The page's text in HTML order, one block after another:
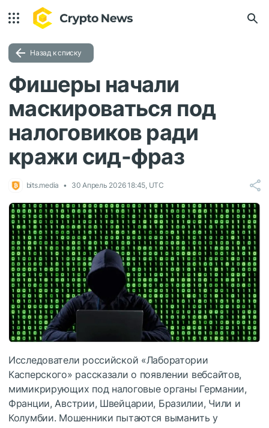
Назад к списку
Фишеры начали
маскироваться под
налоговиков ради
кражи сид-фраз
bits.media 30 Апрель 2026 18:45, UTC
Исследователи российской «Лаборатории
Касперского» рассказали о появлении вебсайтов,
мимикрирующих под налоговые органы Германии,
Франции, Австрии, Швейцарии, Бразилии, Чили и
Колумбии. Мошенники пытаются выманить у